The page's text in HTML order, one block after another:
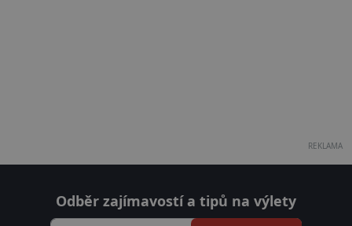
REKLAMA
Odběr zajímavostí a tipů na výlety